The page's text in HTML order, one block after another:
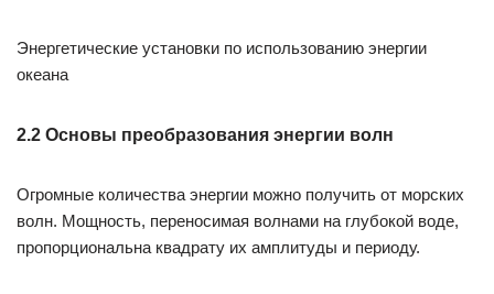
Энергетические установки по использованию энергии
океана
2.2 Основы преобразования энергии волн
Огромные количества энергии можно получить от морских
волн. Мощность, переносимая волнами на глубокой воде,
пропорциональна квадрату их амплитуды и периоду.